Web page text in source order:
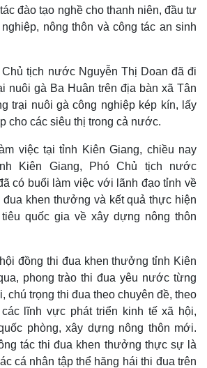
Multimedia
Video
Ảnh
Infographic
đào tạo nghề cho thanh niên, đầu tư
nông thôn và công tác an sinh
Chủ tịch nước Nguyễn Thị Doan đã đi
nuôi gà Ba Huân trên địa bàn xã Tân
trại nuôi gà công nghiệp kép kín, lấy
cho các siêu thị trong cả nước.
việc tại tỉnh Kiên Giang, chiều nay
Kiên Giang, Phó Chủ tịch nước
có buổi làm việc với lãnh đạo tỉnh về
đua khen thưởng và kết quả thực hiện
quốc gia về xây dựng nông thôn
đồng thi đua khen thưởng tỉnh Kiên
phong trào thi đua yêu nước từng
chú trọng thi đua theo chuyên đề, theo
lĩnh vực phát triển kinh tế xã hội,
phòng, xây dựng nông thôn mới.
tác thi đua khen thưởng thực sự là
cá nhân tập thể hăng hái thi đua trên